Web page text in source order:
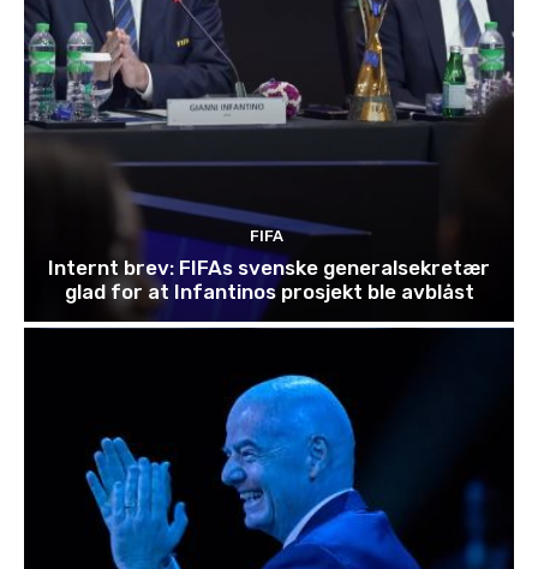
FIFA
Internt brev: FIFAs svenske generalsekretær
glad for at Infantinos prosjekt ble avblåst